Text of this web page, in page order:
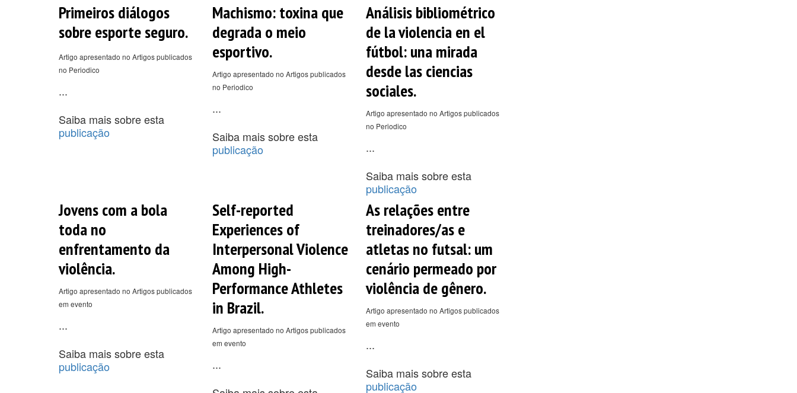
Primeiros diálogos
sobre esporte seguro.
Artigo apresentado no Artigos publicados
no Periodico
...
Saiba mais sobre esta
publicação
Machismo: toxina que
degrada o meio
esportivo.
Artigo apresentado no Artigos publicados
no Periodico
...
Saiba mais sobre esta
publicação
Análisis bibliométrico
de la violencia en el
fútbol: una mirada
desde las ciencias
sociales.
Artigo apresentado no Artigos publicados
no Periodico
...
Saiba mais sobre esta
publicação
Jovens com a bola
toda no
enfrentamento da
violência.
Artigo apresentado no Artigos publicados
em evento
...
Saiba mais sobre esta
publicação
Self-reported
Experiences of
Interpersonal Violence
Among High-
Performance Athletes
in Brazil.
Artigo apresentado no Artigos publicados
em evento
...
As relações entre
treinadores/as e
atletas no futsal: um
cenário permeado por
violência de gênero.
Artigo apresentado no Artigos publicados
em evento
...
Saiba mais sobre esta
publicação